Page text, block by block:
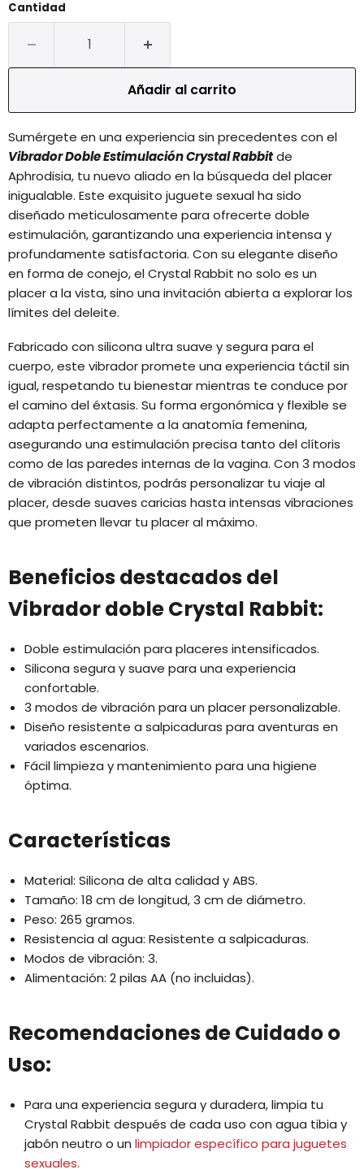
Cantidad
Añadir al carrito
Sumérgete en una experiencia sin precedentes con el
Vibrador Doble Estimulación Crystal Rabbitde
Aphrodisia, tu nuevo aliado en la búsqueda del placer
inigualable. Este exquisito juguete sexual ha sido
diseñado meticulosamente para ofrecerte doble
estimulación, garantizando una experiencia intensa y
profundamente satisfactoria. Con su elegante diseño
en forma de conejo, el Crystal Rabbit no solo es un
placer a la vista, sino una invitación abierta a explorar los
límites del deleite.
Fabricado con silicona ultra suave y segura para el
cuerpo, este vibrador promete una experiencia táctil sin
igual, respetando tu bienestar mientras te conduce por
el camino del éxtasis. Su forma ergonómica y flexible se
adapta perfectamente a la anatomía femenina,
asegurando una estimulación precisa tanto del clítoris
como de las paredes internas de la vagina. Con 3 modos
de vibración distintos, podrás personalizar tu viaje al
placer, desde suaves caricias hasta intensas vibraciones
que prometen llevar tu placer al máximo.
Beneficios destacados del
Vibrador doble Crystal Rabbit:
Doble estimulación para placeres intensificados.
Silicona segura y suave para una experiencia
confortable.
3 modos de vibración para un placer personalizable.
Diseño resistente a salpicaduras para aventuras en
variados escenarios.
Fácil limpieza y mantenimiento para una higiene
óptima.
Características
Material: Silicona de alta calidad y ABS.
Tamaño: 18 cm de longitud, 3 cm de diámetro.
Peso: 265 gramos.
Resistencia al agua: Resistente a salpicaduras.
Modos de vibración: 3.
Alimentación: 2 pilas AA (no incluidas).
Recomendaciones de Cuidado o
Uso:
Para una experiencia segura y duradera, limpia tu
Crystal Rabbit después de cada uso con agua tibia y
jabón neutro o un limpiador específico para juguetes
sexuales.